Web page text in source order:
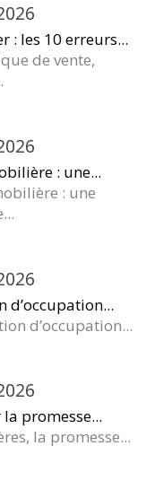
: les 10 erreurs...
de vente,
: une...
: une
d’occupation...
d’occupation...
promesse...
la promesse...